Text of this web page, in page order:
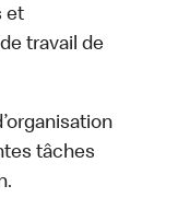
et
travail de
tâches